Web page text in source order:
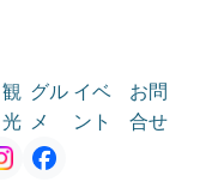
観
光
グル
メ
イベ
ント
お問
合せ